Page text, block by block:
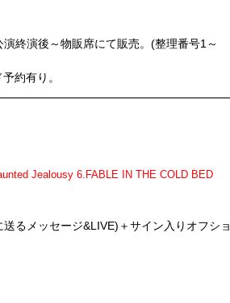
終演後～物販席にて販売。(整理番号1～
約有り。
Jealousy 6.FABLE IN THE COLD BED
るメッセージ&LIVE)＋サイン入りオフショ